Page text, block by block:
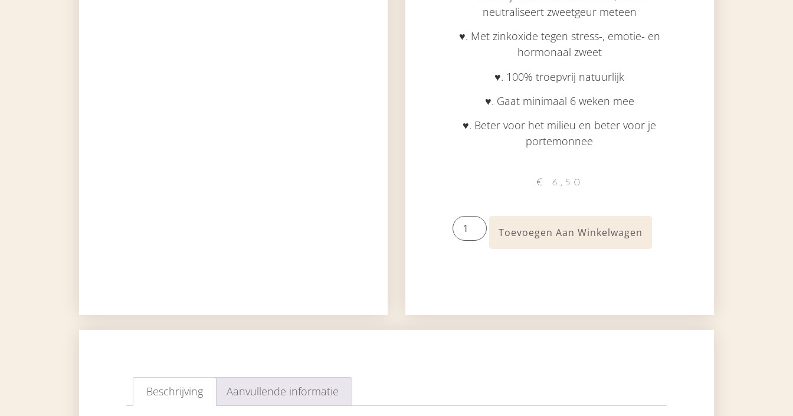
neutraliseert zweetgeur meteen
♥. Met zinkoxide tegen stress-, emotie- en
hormonaal zweet
♥. 100% troepvrij natuurlijk
♥. Gaat minimaal 6 weken mee
♥. Beter voor het milieu en beter voor je
portemonnee
€ 6,50
Toevoegen Aan Winkelwagen
Beschrijving Aanvullende informatie